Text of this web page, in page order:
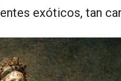
exóticos, tan